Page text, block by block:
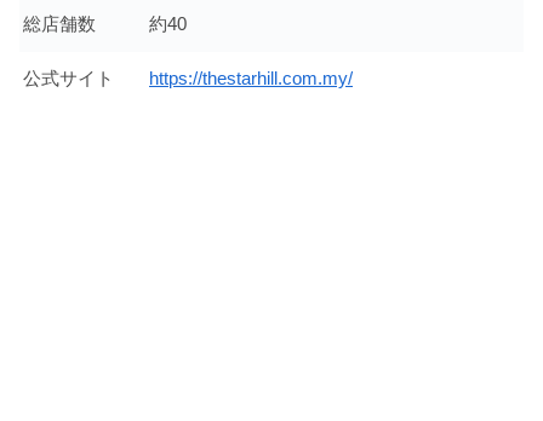
総店舗数 約40
公式サイト https://thestarhill.com.my/